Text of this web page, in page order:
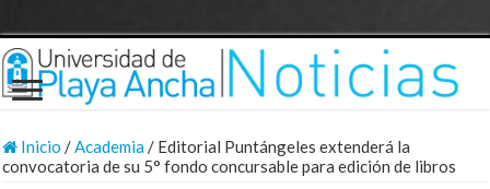
Inicio /Academia/ Editorial Puntángeles extenderá la
convocatoria de su 5° fondo concursable para edición de libros